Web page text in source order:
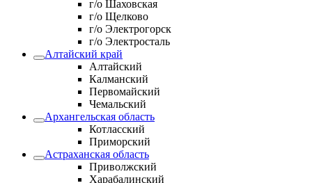
г/о Шаховская
г/о Щелково
г/о Электрогорск
г/о Электросталь
Алтайский край
Алтайский
Калманский
Первомайский
Чемальский
Архангельская область
Котласский
Приморский
Астраханская область
Приволжский
Харабалинский